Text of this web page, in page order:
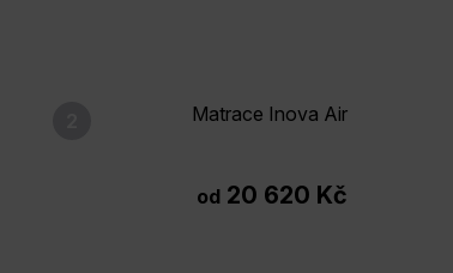
Matrace Inova Air
od 20 620 Kč